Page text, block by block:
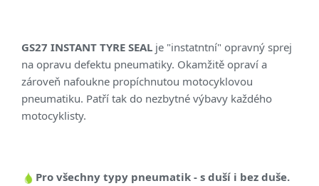
GS27 INSTANT TYRE SEAL je "instatntní" opravný sprej
na opravu defektu pneumatiky. Okamžitě opraví a
zároveň nafoukne propíchnutou motocyklovou
pneumatiku. Patří tak do nezbytné výbavy každého
motocyklisty.
Pro všechny typy pneumatik - s duší i bez duše.